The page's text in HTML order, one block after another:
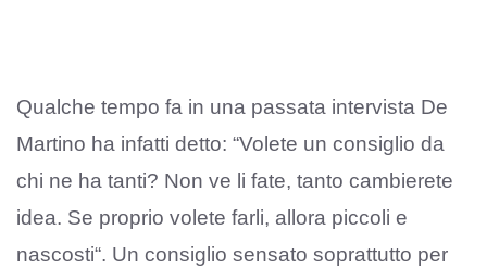
Qualche tempo fa in una passata intervista De
Martino ha infatti detto: “Volete un consiglio da
chi ne ha tanti? Non ve li fate, tanto cambierete
idea. Se proprio volete farli, allora piccoli e
nascosti“. Un consiglio sensato soprattutto per